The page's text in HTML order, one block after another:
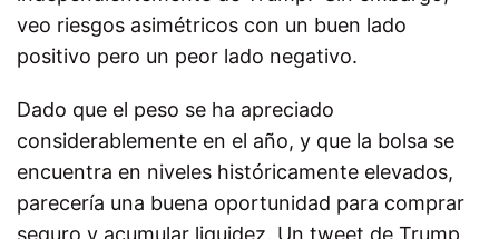
veo riesgos asimétricos con un buen lado
positivo pero un peor lado negativo.
Dado que el peso se ha apreciado
considerablemente en el año, y que la bolsa se
encuentra en niveles históricamente elevados,
parecería una buena oportunidad para comprar
seguro y acumular liquidez. Un tweet de Trump